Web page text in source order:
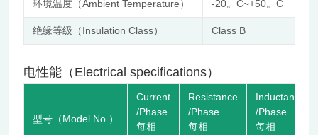
环境温度（Ambient Temperature） -20。C~+50。C
绝缘等级（Insulation Class） Class B
电性能（Electrical specifications）
型号（Model No.）
Current
/Phase
每相
Resistance
/Phase
每相
Inductance
/Phase
每相